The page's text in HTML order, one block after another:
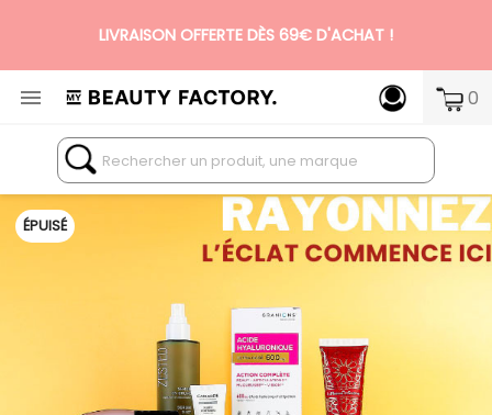
N°1 DES BOX BEAUTÉ PREMIUM SANS ENGAGEMENT
 0
ÉPUISÉ